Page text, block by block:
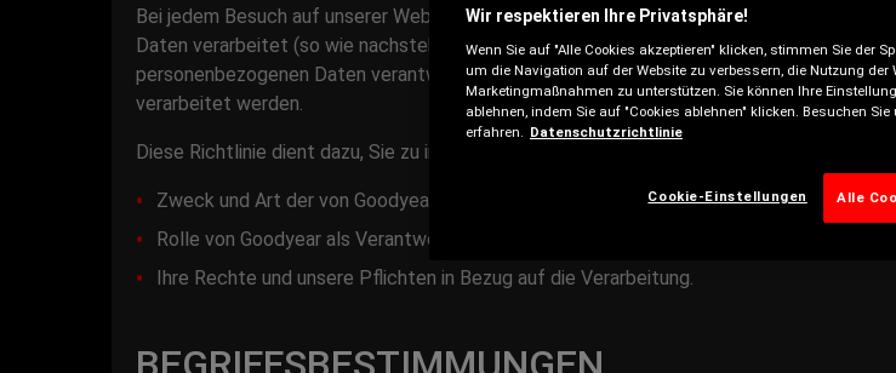
Bei jedem Besuch auf unserer Website https://www.fulda.com (nachstehend auch „
Daten verarbeitet (so wie nachstehend näher definiert). In diesem Zusammenhang
personenbezogenen Daten verantwortliche Person, die darüber entscheidet, wie und
verarbeitet werden.
Diese Richtlinie dient dazu, Sie zu informieren und offen über folgende Dinge aufzuklären:
Zweck und Art der von Goodyear erhobenen, verarbeiteten und gespeicherten
Rolle von Goodyear als Verantwortlicher der Sie betreffenden personenbezogenen
Ihre Rechte und unsere Pflichten in Bezug auf die Verarbeitung.
Wir respektieren Ihre Privatsphäre!
Wenn Sie auf "Alle Cookies akzeptieren" klicken, stimmen Sie der
um die Navigation auf der Website zu verbessern, die Nutzung
Marketingmaßnahmen zu unterstützen. Sie können Ihre
ablehnen, indem Sie auf "Cookies ablehnen" klicken. Besuchen
erfahren. Datenschutzrichtlinie
Cookie-Einstellungen Alle